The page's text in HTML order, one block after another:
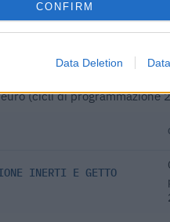
CONFIRM
Data Deletion
finanziato con fondi
(cicli di programmazione
INERTI E GETTO